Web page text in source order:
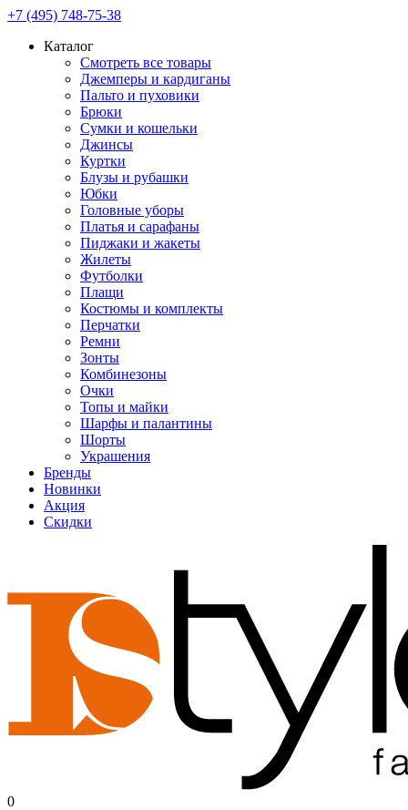
+7 (495) 748-75-38
Каталог
Смотреть все товары
Джемперы и кардиганы
Пальто и пуховики
Брюки
Сумки и кошельки
Джинсы
Куртки
Блузы и рубашки
Юбки
Головные уборы
Платья и сарафаны
Пиджаки и жакеты
Жилеты
Футболки
Плащи
Костюмы и комплекты
Перчатки
Ремни
Зонты
Комбинезоны
Очки
Топы и майки
Шарфы и палантины
Шорты
Украшения
Бренды
Новинки
Акция
Скидки
0